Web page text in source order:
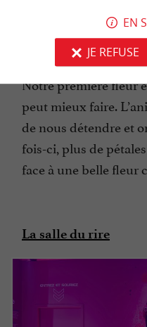
fleur
chacun. Plus une
personne associée
Notre première fleur
peut mieux faire.
de nous détendre et
fois-ci, plus de
face à une belle fleur
La salle du rire
EN
JE REFUSE